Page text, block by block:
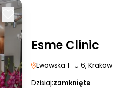
Esme Clinic
Lwowska 1 | U16, Kraków
Dzisiaj:zamknięte